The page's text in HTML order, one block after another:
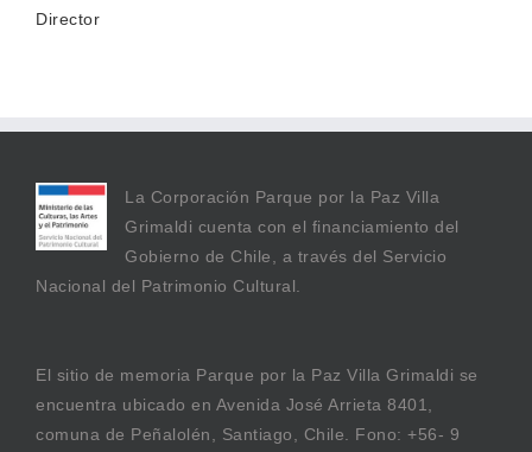
Director
La Corporación Parque por la Paz Villa
Grimaldi cuenta con el financiamiento del
Gobierno de Chile, a través del Servicio
Nacional del Patrimonio Cultural.
El sitio de memoria Parque por la Paz Villa Grimaldi se
encuentra ubicado en Avenida José Arrieta 8401,
comuna de Peñalolén, Santiago, Chile. Fono: +56- 9